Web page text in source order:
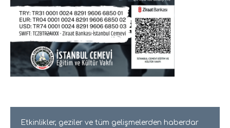
Etkinlikler, geziler ve tüm gelişmelerden haberdar